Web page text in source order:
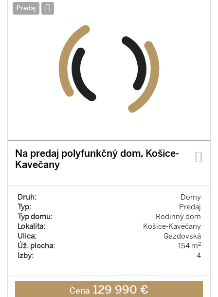
Predaj
Na predaj polyfunkčný dom, Košice-
Kavečany
Druh:
Domy
Typ:
Predaj
Typ domu:
Rodinný dom
Lokalita:
Košice-Kavečany
Ulica:
Gazdovská
Úž. plocha:
154 m2
Izby: 4
Cena 129 990 €